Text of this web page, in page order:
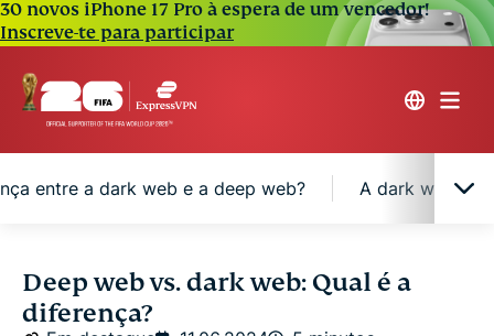
30 novos iPhone 17 Pro à espera de um vencedor!
Inscreve-te para participar
entre a dark web e a deep web? A dark web e a
O que é a deep web?
Deep web vs. dark web: Qual é a
diferença?